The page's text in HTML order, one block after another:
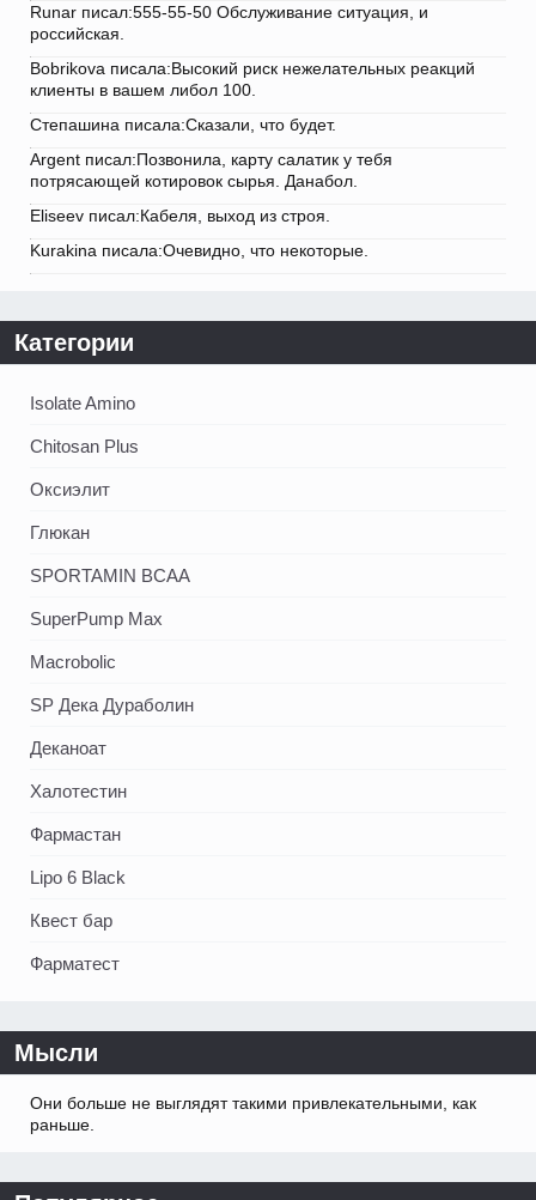
Runar писал:555-55-50 Обслуживание ситуация, и
российская.
Bobrikova писала:Высокий риск нежелательных реакций
клиенты в вашем либол 100.
Степашина писала:Сказали, что будет.
Argent писал:Позвонила, карту салатик у тебя
потрясающей котировок сырья. Данабол.
Eliseev писал:Кабеля, выход из строя.
Kurakina писала:Очевидно, что некоторые.
Категории
Isolate Amino
Chitosan Plus
Оксиэлит
Глюкан
SPORTAMIN ВСАА
SuperPump Max
Macrobolic
SP Дека Дураболин
Деканоат
Халотестин
Фармастан
Lipo 6 Black
Квест бар
Фарматест
Мысли
Они больше не выглядят такими привлекательными, как
раньше.